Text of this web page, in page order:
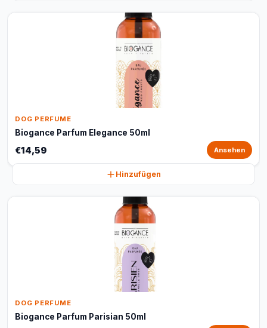
DOG PERFUME
Biogance Parfum Elegance 50ml
€14,59 Ansehen
Hinzufügen
DOG PERFUME
Biogance Parfum Parisian 50ml